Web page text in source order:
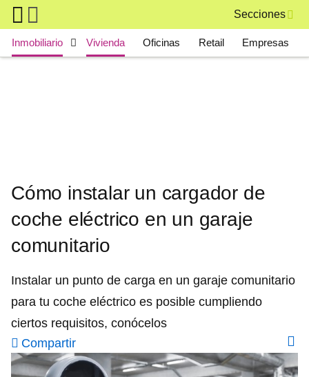
Skip to main content
Secciones
Main navigation
Inmobiliario Vivienda Oficinas Retail Empresas
Cómo instalar un cargador de
coche eléctrico en un garaje
comunitario
Instalar un punto de carga en un garaje comunitario
para tu coche eléctrico es posible cumpliendo
ciertos requisitos, conócelos
Compartir